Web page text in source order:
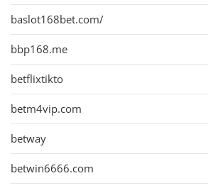
baslot168bet.com/
bbp168.me
betflixtikto
betm4vip.com
betway
betwin6666.com